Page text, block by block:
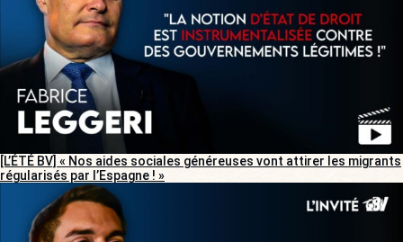
[L’ÉTÉ BV] « Nos aides sociales généreuses vont attirer les migrants
régularisés par l’Espagne ! »